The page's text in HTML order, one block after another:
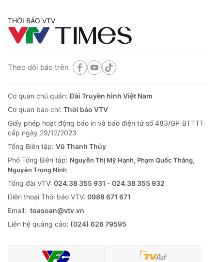
THỜI BÁO VTV
Theo dõi báo trên
Cơ quan chủ quản:Đài Truyền hình Việt Nam
Cơ quan báo chí: Thời báo VTV
Giấy phép hoạt động báo in và báo điện tử số 483/GP-BTTTT
cấp ngày 29/12/2023
Tổng Biên tập: Vũ Thanh Thủy
Phó Tổng Biên tập: Nguyễn Thị Mỹ Hạnh, Phạm Quốc Thắng,
Nguyễn Trọng Ninh
Tổng đài VTV: 024.38 355 931 - 024.38 355 932
Ðiện thoại Thời báo VTV: 0988 671 671
Email: toasoan@vtv.vn
Liên hệ quảng cáo: (024) 626 79595